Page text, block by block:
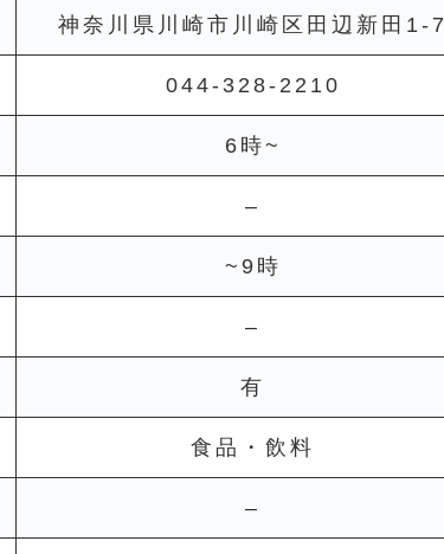
神奈川県川崎市川崎区田辺新田1-7
044-328-2210
6時~
–
~9時
–
有
食品・飲料
–